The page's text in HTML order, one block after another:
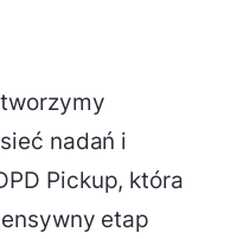
nadań i
Pickup, która
etap